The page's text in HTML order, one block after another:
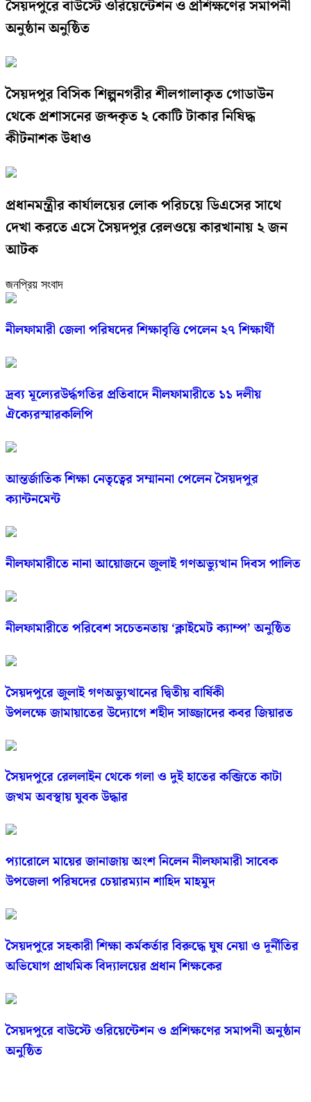
সৈয়দপুরে বাউস্টে ওরিয়েন্টেশন ও প্রশিক্ষণের সমাপনী
অনুষ্ঠান অনুষ্ঠিত
সৈয়দপুর বিসিক শিল্পনগরীর শীলগালাকৃত গোডাউন
থেকে প্রশাসনের জব্দকৃত ২ কোটি টাকার নিষিদ্ধ
কীটনাশক উধাও
প্রধানমন্ত্রীর কার্যালয়ের লোক পরিচয়ে ডিএসের সাথে
দেখা করতে এসে সৈয়দপুর রেলওয়ে কারখানায় ২ জন
আটক
জনপ্রিয় সংবাদ
নীলফামারী জেলা পরিষদের শিক্ষাবৃত্তি পেলেন ২৭ শিক্ষার্থী
দ্রব্য মূল্যেরউর্দ্ধগতির প্রতিবাদে নীলফামারীতে ১১ দলীয়
ঐক্যেরস্মারকলিপি
আন্তর্জাতিক শিক্ষা নেতৃত্বের সম্মাননা পেলেন সৈয়দপুর
ক্যান্টনমেন্ট
নীলফামারীতে নানা আয়োজনে জুলাই গণঅভ্যুত্থান দিবস পালিত
নীলফামারীতে পরিবেশ সচেতনতায় ‘ক্লাইমেট ক্যাম্প’ অনুষ্ঠিত
সৈয়দপুরে জুলাই গণঅভ্যুত্থানের দ্বিতীয় বার্ষিকী
উপলক্ষে জামায়াতের উদ্যোগে শহীদ সাজ্জাদের কবর জিয়ারত
সৈয়দপুরে রেললাইন থেকে গলা ও দুই হাতের কব্জিতে কাটা
জখম অবস্থায় যুবক উদ্ধার
প্যারোলে মায়ের জানাজায় অংশ নিলেন নীলফামারী সাবেক
উপজেলা পরিষদের চেয়ারম্যান শাহিদ মাহমুদ
সৈয়দপুরে সহকারী শিক্ষা কর্মকর্তার বিরুদ্ধে ঘুষ নেয়া ও দূর্নীতির
অভিযোগ প্রাথমিক বিদ্যালয়ের প্রধান শিক্ষকের
সৈয়দপুরে বাউস্টে ওরিয়েন্টেশন ও প্রশিক্ষণের সমাপনী অনুষ্ঠান
অনুষ্ঠিত